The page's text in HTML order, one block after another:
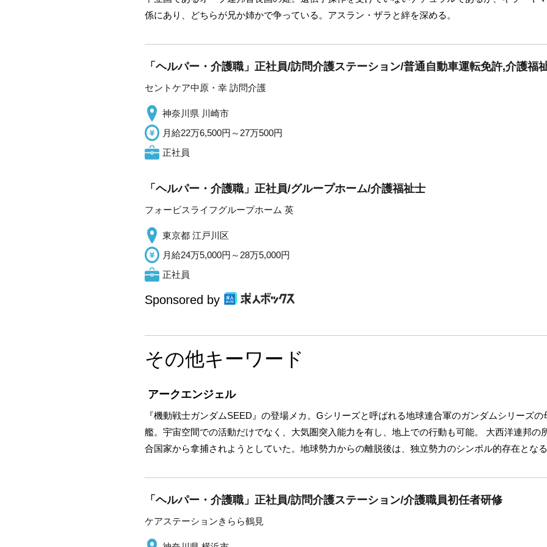
係にあり、どちらが兄か姉かで争っている。アスラン・ザラと絆を深める。
「ヘルパー・介護職」正社員/訪問介護ステーション/普通自動車運転免許,介護福
セントケア中原・幸 訪問介護
神奈川県 川崎市
月給22万6,500円～27万500円
正社員
「ヘルパー・介護職」正社員/グループホーム/介護福祉士
フォービスライフグループホーム 英
東京都 江戸川区
月給24万5,000円～28万5,000円
正社員
Sponsored by
その他キーワード
アークエンジェル
『機動戦士ガンダムSEED』の登場メカ。Gシリーズと呼ばれる地球連合軍のガンダムシリーズ
艦。宇宙空間での活動だけでなく、大気圏突入能力を有し、地上での行動も可能。 大西洋連邦の
合国家から拿捕されようとしていた。地球勢力からの離脱後は、独立勢力のシンボル的存在とな
「ヘルパー・介護職」正社員/訪問介護ステーション/介護職員初任者研修
ケアステーションきらら鶴見